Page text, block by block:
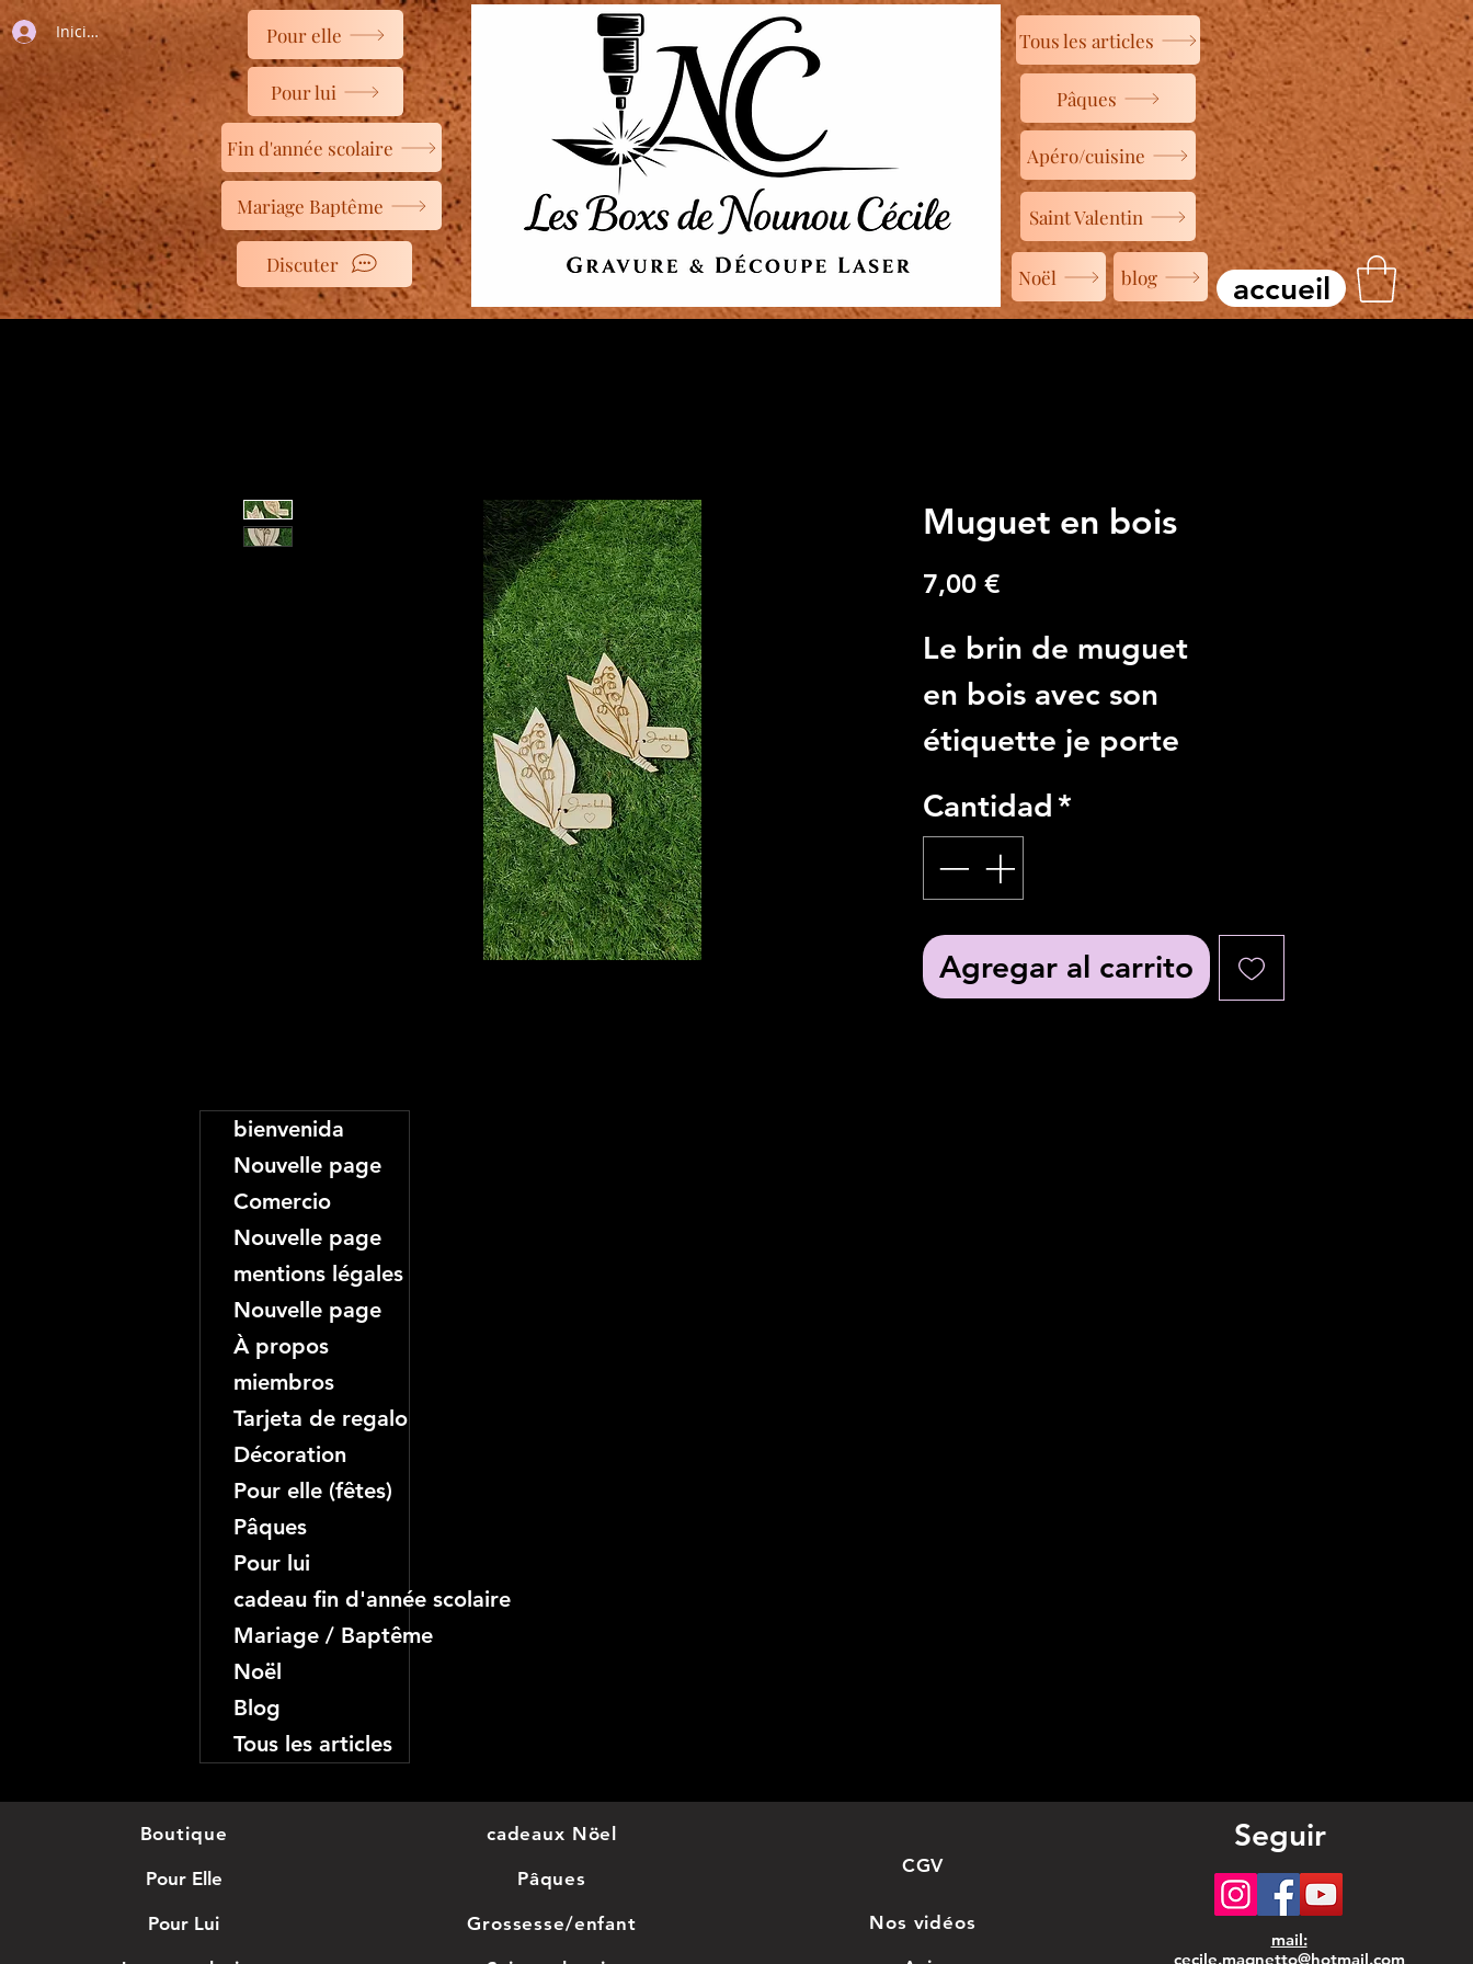
Iniciar sesión Pour elle
Pour lui
Fin d'année scolaire
Mariage Baptême
Discuter
Tous les articles
Pâques
Apéro/cuisine
Saint Valentin
Noël blog accueil
Muguet en bois
7,00 €
Le brin de muguet
en bois avec son
étiquette je porte
bonheur.
Dimension: 15×9cm
Bois de tilleul ou
Cantidad *
Agregar al carrito
bienvenida
Nouvelle page
Comercio
Nouvelle page
mentions légales
Nouvelle page
À propos
miembros
Tarjeta de regalo
Décoration
Pour elle (fêtes)
Pâques
Pour lui
cadeau fin d'année scolaire
Mariage / Baptême
Noël
Blog
Tous les articles
Boutique
Pour Elle
Pour Lui
cadeaux Nöel
Pâques
Grossesse/enfant
CGV
Nos vidéos
Seguir
mail:
cecile.magnetto@hotmail.com